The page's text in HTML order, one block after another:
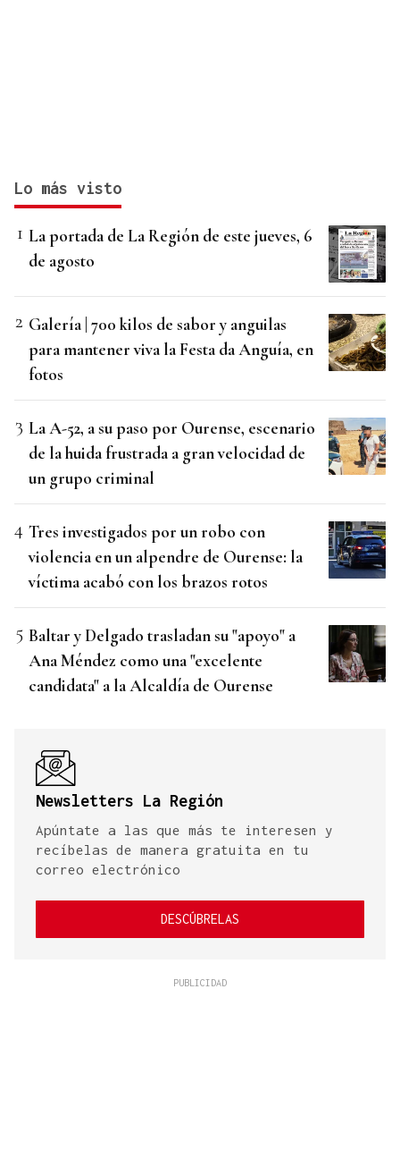
Lo más visto
La portada de La Región de este jueves, 6
de agosto
Galería | 700 kilos de sabor y anguilas
para mantener viva la Festa da Anguía, en
fotos
La A-52, a su paso por Ourense, escenario
de la huida frustrada a gran velocidad de
un grupo criminal
Tres investigados por un robo con
violencia en un alpendre de Ourense: la
víctima acabó con los brazos rotos
Baltar y Delgado trasladan su "apoyo" a
Ana Méndez como una "excelente
candidata" a la Alcaldía de Ourense
Newsletters La Región
Apúntate a las que más te interesen y
recíbelas de manera gratuita en tu
correo electrónico
DESCÚBRELAS